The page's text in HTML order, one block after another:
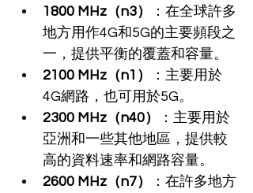
1800 MHz（n3）
：在全球許多
地方用作4G和5G的主要頻段之
一，提供平衡的覆蓋和容量。
2100 MHz（n1）
：主要用於
4G網路，也可用於5G。
2300 MHz（n40）
：主要用於
亞洲和一些其他地區，提供較
高的資料速率和網路容量。
2600 MHz（n7）
：在許多地方